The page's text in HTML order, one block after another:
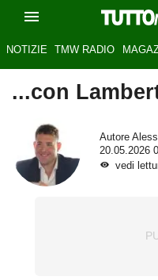
NOTIZIE TMW RADIO
...con
Autore
20.05.2026
vedi